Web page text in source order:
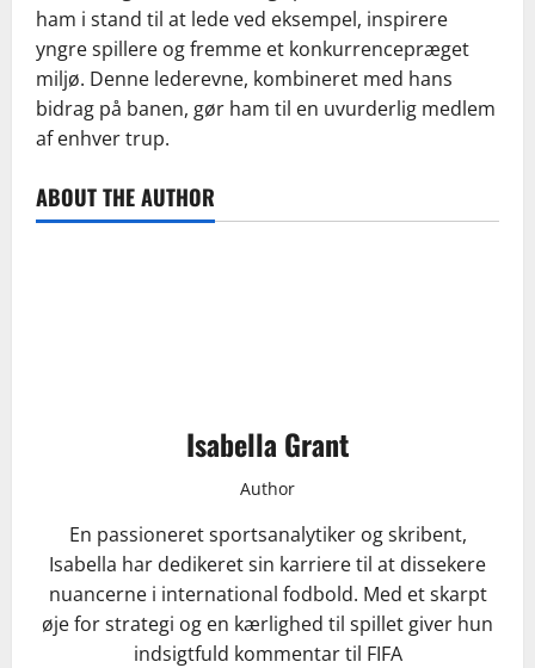
ham i stand til at lede ved eksempel, inspirere
yngre spillere og fremme et konkurrencepræget
miljø. Denne lederevne, kombineret med hans
bidrag på banen, gør ham til en uvurderlig medlem
af enhver trup.
ABOUT THE AUTHOR
Isabella Grant
Author
En passioneret sportsanalytiker og skribent,
Isabella har dedikeret sin karriere til at dissekere
nuancerne i international fodbold. Med et skarpt
øje for strategi og en kærlighed til spillet giver hun
indsigtfuld kommentar til FIFA